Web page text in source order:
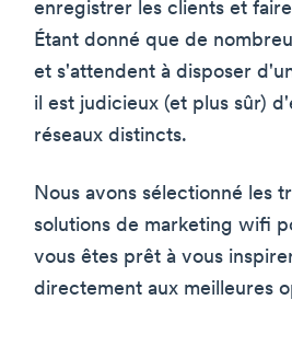
enregistrer les clients et
Étant donné que de
et s'attendent à disposer
il est judicieux (et plus sûr)
réseaux distincts.
Nous avons sélectionné les
solutions de marketing wifi
vous êtes prêt à vous
directement aux meilleures